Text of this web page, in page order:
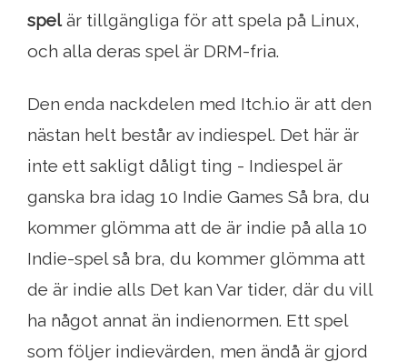
spelär tillgängliga för att spela på Linux,
och alla deras spel är DRM-fria.
Den enda nackdelen med Itch.io är att den
nästan helt består av indiespel. Det här är
inte ett sakligt dåligt ting - Indiespel är
ganska bra idag 10 Indie Games Så bra, du
kommer glömma att de är indie på alla 10
Indie-spel så bra, du kommer glömma att
de är indie alls Det kan Var tider, där du vill
ha något annat än indienormen. Ett spel
som följer indievärden, men ändå är gjord